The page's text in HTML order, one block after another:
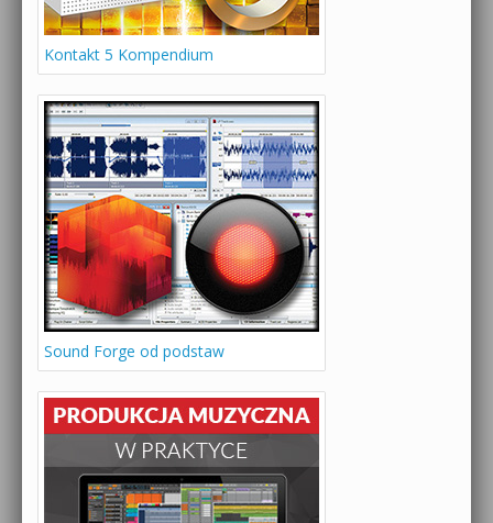
Kontakt 5 Kompendium
Sound Forge od podstaw